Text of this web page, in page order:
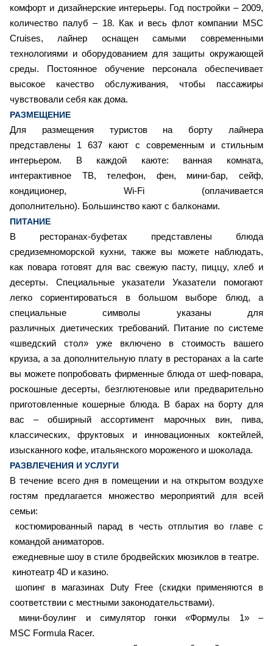
комфорт и дизайнерские интерьеры. Год постройки – 2009,
количество палуб – 18. Как и весь флот компании MSC
Cruises, лайнер оснащен самыми современными
технологиями и оборудованием для защиты окружающей
среды. Постоянное обучение персонала обеспечивает
высокое качество обслуживания, чтобы пассажиры
чувствовали себя как дома.
РАЗМЕЩЕНИЕ
Для размещения туристов на борту лайнера
представлены 1 637 кают с современным и стильным
интерьером. В каждой каюте: ванная комната,
интерактивное ТВ, телефон, фен, мини-бар, сейф,
кондиционер, Wi-Fi (оплачивается
дополнительно). Большинство кают с балконами.
ПИТАНИЕ
В ресторанах-буфетах представлены блюда
средиземноморской кухни, также вы можете наблюдать,
как повара готовят для вас свежую пасту, пиццу, хлеб и
десерты. Специальные указатели Указатели помогают
легко сориентироваться в большом выборе блюд, а
специальные символы указаны для
различных диетических требований. Питание по системе
«шведский стол» уже включено в стоимость вашего
круиза, а за дополнительную плату в ресторанах a la carte
вы можете попробовать фирменные блюда от шеф-повара,
роскошные десерты, безглютеновые или предварительно
приготовленные кошерные блюда. В барах на борту для
вас – обширный ассортимент марочных вин, пива,
классических, фруктовых и инновационных коктейлей,
изысканного кофе, итальянского мороженого и шоколада.
РАЗВЛЕЧЕНИЯ И УСЛУГИ
В течение всего дня в помещении и на открытом воздухе
гостям предлагается множество мероприятий для всей
семьи:
костюмированный парад в честь отплытия во главе с
командой аниматоров.
ежедневные шоу в стиле бродвейских мюзиклов в театре.
кинотеатр 4D и казино.
шопинг в магазинах Duty Free (скидки применяются в
соответствии с местными законодательствами).
мини-боулинг и симулятор гонки «Формулы 1» –
MSC Formula Racer.